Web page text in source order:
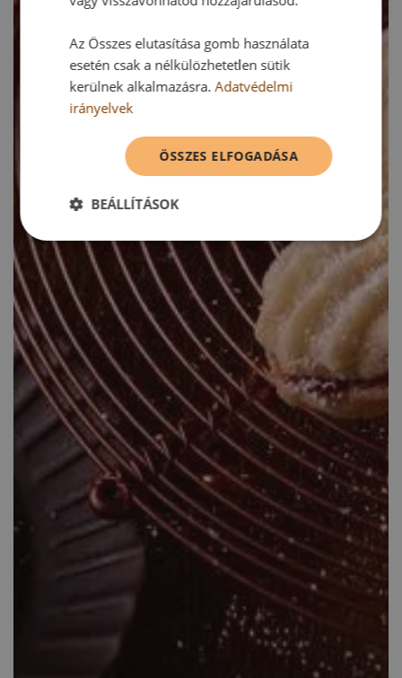
Az Összes elutasítása gomb használata
esetén csak a nélkülözhetetlen sütik
kerülnek alkalmazásra.Adatvédelmi
irányelvek
ÖSSZES ELFOGADÁSA
BEÁLLÍTÁSOK